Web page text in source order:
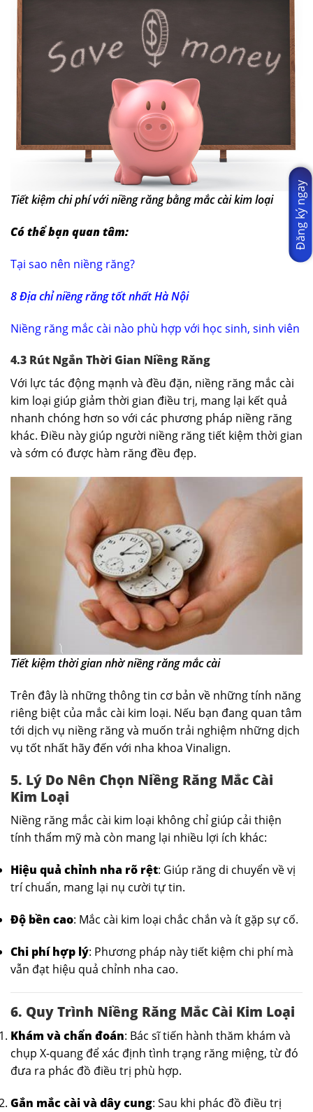
Tiết kiệm chi phí với niềng răng bằng mắc cài kim loại
Có thể bạn quan tâm:
Tại sao nên niềng răng?
8 Địa chỉ niềng răng tốt nhất Hà Nội
Niềng răng mắc cài nào phù hợp với học sinh, sinh viên
4.3 Rút Ngắn Thời Gian Niềng Răng
Với lực tác động mạnh và đều đặn, niềng răng mắc cài
kim loại giúp giảm thời gian điều trị, mang lại kết quả
nhanh chóng hơn so với các phương pháp niềng răng
khác. Điều này giúp người niềng răng tiết kiệm thời gian
và sớm có được hàm răng đều đẹp.
Tiết kiệm thời gian nhờ niềng răng mắc cài
Trên đây là những thông tin cơ bản về những tính năng
riêng biệt của mắc cài kim loại. Nếu bạn đang quan tâm
tới dịch vụ niềng răng và muốn trải nghiệm những dịch
vụ tốt nhất hãy đến với nha khoa Vinalign.
5. Lý Do Nên Chọn Niềng Răng Mắc Cài
Kim Loại
Niềng răng mắc cài kim loại không chỉ giúp cải thiện
tính thẩm mỹ mà còn mang lại nhiều lợi ích khác:
Hiệu quả chỉnh nha rõ rệt: Giúp răng di chuyển về vị
trí chuẩn, mang lại nụ cười tự tin.
Độ bền cao: Mắc cài kim loại chắc chắn và ít gặp sự cố.
Chi phí hợp lý: Phương pháp này tiết kiệm chi phí mà
vẫn đạt hiệu quả chỉnh nha cao.
6. Quy Trình Niềng Răng Mắc Cài Kim Loại
Khám và chẩn đoán: Bác sĩ tiến hành thăm khám và
chụp X-quang để xác định tình trạng răng miệng, từ đó
đưa ra phác đồ điều trị phù hợp.
Gắn mắc cài và dây cung: Sau khi phác đồ điều trị
Đăng ký ngay